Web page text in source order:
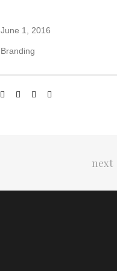
June 1, 2016
Branding
next